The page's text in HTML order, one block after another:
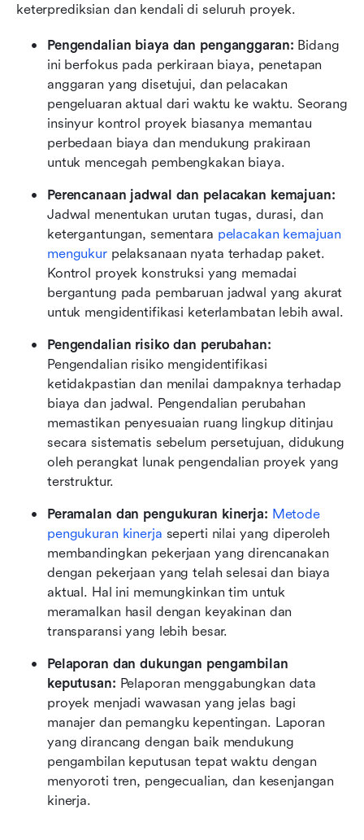
keterprediksian dan kendali di seluruh proyek.
Pengendalian biaya dan penganggaran: Bidang
ini berfokus pada perkiraan biaya, penetapan
anggaran yang disetujui, dan pelacakan
pengeluaran aktual dari waktu ke waktu. Seorang
insinyur kontrol proyek biasanya memantau
perbedaan biaya dan mendukung prakiraan
untuk mencegah pembengkakan biaya.
Jadwal menentukan urutan tugas, durasi, dan
ketergantungan, sementara pelacakan kemajuan
mengukur pelaksanaan nyata terhadap paket.
Kontrol proyek konstruksi yang memadai
bergantung pada pembaruan jadwal yang akurat
untuk mengidentifikasi keterlambatan lebih awal.
Pengendalian risiko mengidentifikasi
ketidakpastian dan menilai dampaknya terhadap
biaya dan jadwal. Pengendalian perubahan
memastikan penyesuaian ruang lingkup ditinjau
secara sistematis sebelum persetujuan, didukung
oleh perangkat lunak pengendalian proyek yang
terstruktur.
Peramalan dan pengukuran kinerja: Metode
pengukuran kinerja seperti nilai yang diperoleh
membandingkan pekerjaan yang direncanakan
dengan pekerjaan yang telah selesai dan biaya
aktual. Hal ini memungkinkan tim untuk
meramalkan hasil dengan keyakinan dan
transparansi yang lebih besar.
Pelaporan dan dukungan pengambilan
keputusan: Pelaporan menggabungkan data
proyek menjadi wawasan yang jelas bagi
manajer dan pemangku kepentingan. Laporan
yang dirancang dengan baik mendukung
pengambilan keputusan tepat waktu dengan
menyoroti tren, pengecualian, dan kesenjangan
kinerja.